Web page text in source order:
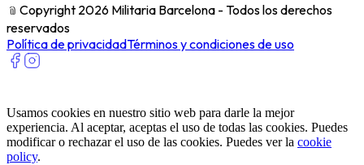
﹫ Copyright 2026 Militaria Barcelona - Todos los derechos
reservados
Política de privacidadTérminos y condiciones de uso
Usamos cookies en nuestro sitio web para darle la mejor
experiencia. Al aceptar, aceptas el uso de todas las cookies. Puedes
modificar o rechazar el uso de las cookies. Puedes ver la cookie
policy.